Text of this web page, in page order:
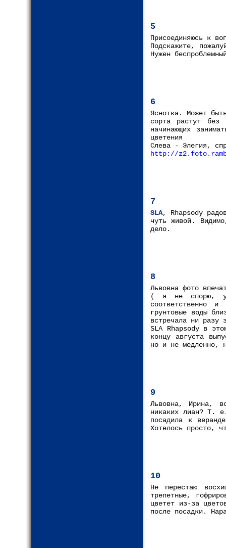
5
Присоединяюсь к
Подскажите,
Нужен
6
Яснотка. Может
сорта растут без
начинающих
цветения
Слева - Элегия,
http://
7
SLA, Rhapsody
чуть живой.
дело.
8
Львовна фото
( я не спорю, у
соответственно
грунтовые воды
встречала ни разу
SLA Rhapsody в
концу августа
но и не медленно,
9
Львовна, Ирина,
никаких лиан? Т.
посадила к
Хотелось просто,
10
Не перестаю
трепетные,
цветет из-за
после посадки.